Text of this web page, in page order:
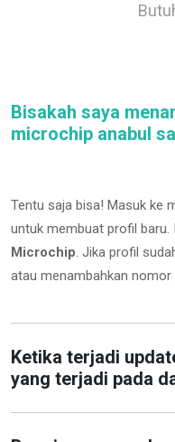
Bisakah saya
microchip anabul
Tentu saja bisa! Masuk ke
untuk membuat profil
Microchip. Jika profil
atau menambahkan
Ketika terjadi
yang terjadi pada